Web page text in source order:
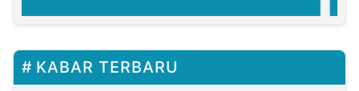
KABAR TERBARU